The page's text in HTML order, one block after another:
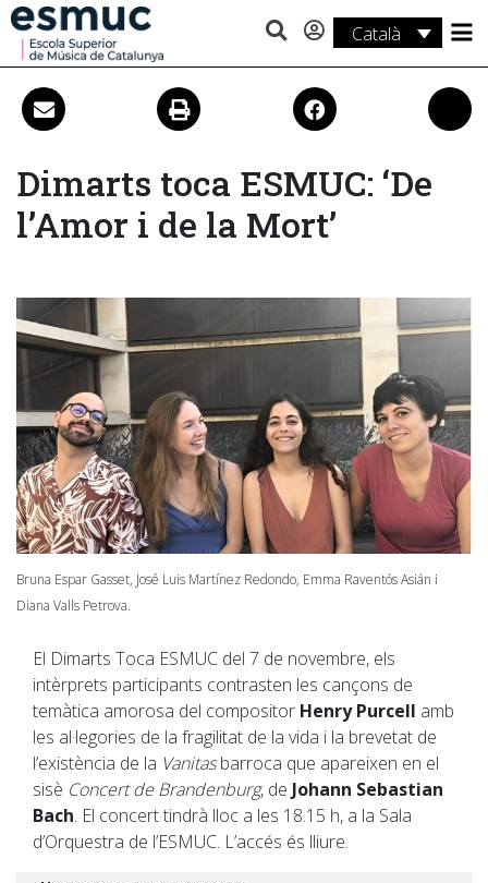
Català
Estudis
Recerca
Activitats
Dimarts toca ESMUC: ‘De
l’Amor i de la Mort’
Bruna Espar Gasset, José Luis Martínez Redondo, Emma Raventós Asián i
Diana Valls Petrova.
El Dimarts Toca ESMUC del 7 de novembre, els
intèrprets participants contrasten les cançons de
temàtica amorosa del compositor Henry Purcell amb
les al·legories de la fragilitat de la vida i la brevetat de
l’existència de la Vanitasbarroca que apareixen en el
sisè Concert de Brandenburg, de Johann Sebastian
Bach. El concert tindrà lloc a les 18.15 h, a la Sala
d’Orquestra de l’ESMUC. L’accés és lliure.